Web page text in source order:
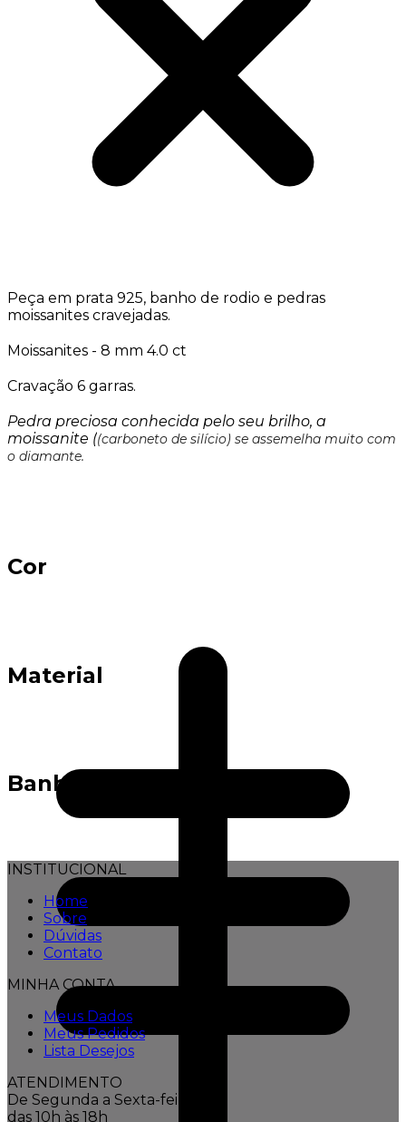
Peça em prata 925, banho de rodio e pedras
moissanites cravejadas.
Moissanites - 8 mm 4.0 ct
Cravação 6 garras.
Pedra preciosa conhecida pelo seu brilho, a
moissanite ((carboneto de silício) se assemelha muito com
o diamante.
Cor
Material
Banho
INSTITUCIONAL
Home
Sobre
Dúvidas
Contato
MINHA CONTA
Meus Dados
Meus Pedidos
Lista Desejos
ATENDIMENTO
De Segunda a Sexta-feira,
das 10h às 18h